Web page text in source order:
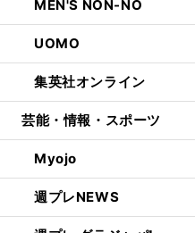
MEN'S NON-NO
UOMO
集英社オンライン
芸能・情報・スポーツ
Myojo
週プレNEWS